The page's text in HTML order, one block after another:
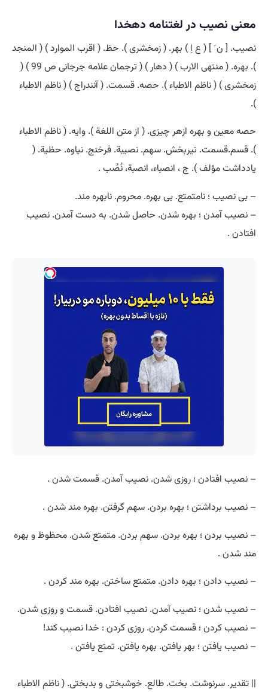
معنی نصیب در لغتنامه دهخدا
نصیب. [ ن َ ] ( ع اِ ) بهر. ( زمخشری ). حظ. ( اقرب الموارد ) ( المنجد
). بهره. ( منتهی الارب ) ( دهار ) ( ترجمان علامه جرجانی ص 99 ) (
زمخشری ) ( ناظم الاطباء ). حصه. قسمت. ( آنندراج ) ( ناظم الاطباء
).
حصه معین و بهره ازهر چیزی. ( از متن اللغة ). وایه. ( ناظم الاطباء
). قسم.قسمت. تیربخش. سهم. نصیبة. فرخنج. نیاوه. حظیة. (
یادداشت مؤلف ). ج ، انصباء، انصبة، نُصُب .
– بی نصیب ؛ نامتمتع. بی بهره. محروم. نابهره مند.
– نصیب آمدن ؛ بهره شدن. حاصل شدن. به دست آمدن. نصیب
افتادن .
– نصیب افتادن ؛ روزی شدن. نصیب آمدن. قسمت شدن .
– نصیب برداشتن ؛ بهره بردن. سهم گرفتن. بهره مند شدن .
– نصیب بردن ؛ بهره بردن. سهم بردن. متمتع شدن. محظوظ و بهره
مند شدن .
– نصیب دادن ؛ بهره دادن. متمتع ساختن. بهره مند کردن .
– نصیب شدن ؛ نصیب آمدن. نصیب افتادن. قسمت و روزی شدن.
– نصیب کردن ؛ قسمت کردن. روزی کردن : خدا نصیب کند!
– نصیب یافتن ؛ بهر یافتن. بهره یافتن. تمتع یافتن .
|| تقدیر. سرنوشت. بخت. طالع. خوشبختیو بدبختی. ( ناظم الاطباء